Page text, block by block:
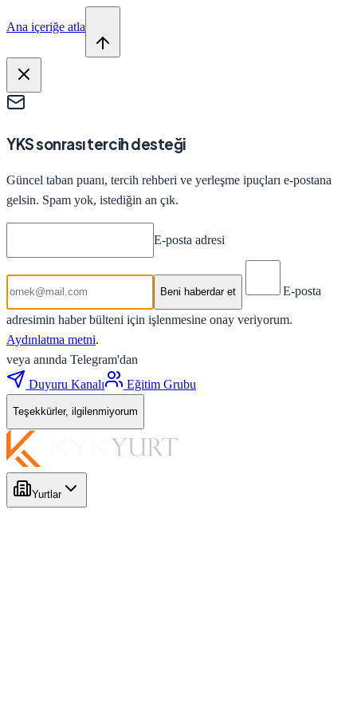
Ana içeriğe atla
YKS sonrası tercih desteği
Güncel taban puanı, tercih rehberi ve yerleşme ipuçları e-postana
gelsin. Spam yok, istediğin an çık.
E-posta adresi
Beni haberdar et E-posta
adresimin haber bülteni için işlenmesine onay veriyorum.
Aydınlatma metni.
veya anında Telegram'dan
Duyuru Kanalı
Eğitim Grubu
Teşekkürler, ilgilenmiyorum
Yurtlar